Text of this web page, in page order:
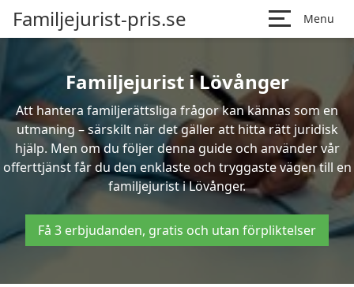
Familjejurist-pris.se Menu
Familjejurist i Lövånger
Att hantera familjerättsliga frågor kan kännas som en
utmaning – särskilt när det gäller att hitta rätt juridisk
hjälp. Men om du följer denna guide och använder vår
offerttjänst får du den enklaste och tryggaste vägen till en
familjejurist i Lövånger.
Få 3 erbjudanden, gratis och utan förpliktelser